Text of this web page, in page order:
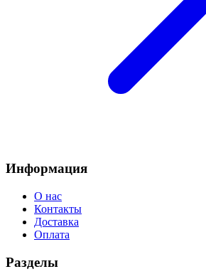
Информация
О нас
Контакты
Доставка
Оплата
Разделы